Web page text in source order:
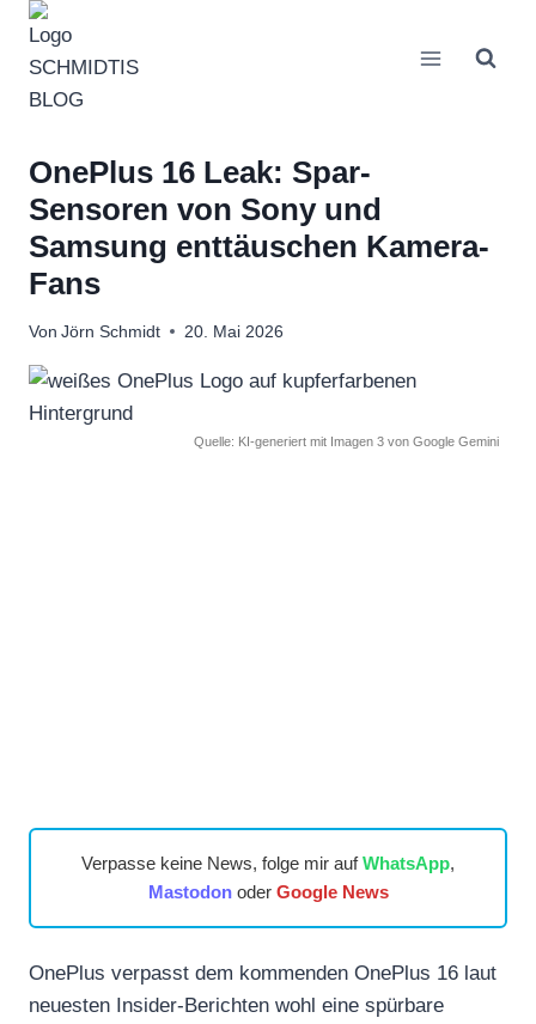
Zum
Inhalt
springen
OnePlus 16 Leak: Spar-
Sensoren von Sony und
Samsung enttäuschen Kamera-
Fans
Von Jörn Schmidt 20. Mai 2026
Quelle: KI-generiert mit Imagen 3 von Google Gemini
Verpasse keine News, folge mir aufWhatsApp,
Mastodonoder Google News
OnePlus verpasst dem kommenden OnePlus 16 laut
neuesten Insider-Berichten wohl eine spürbare